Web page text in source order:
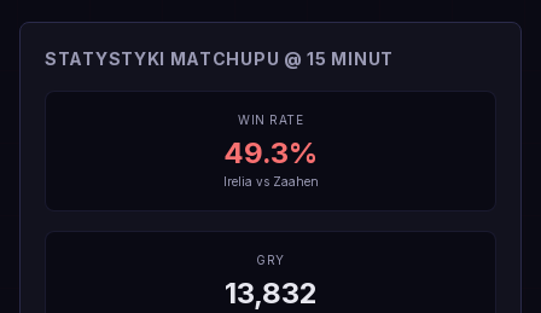
STATYSTYKI MATCHUPU @ 15 MINUT
WIN RATE
49.3%
Irelia vs Zaahen
GRY
13,832